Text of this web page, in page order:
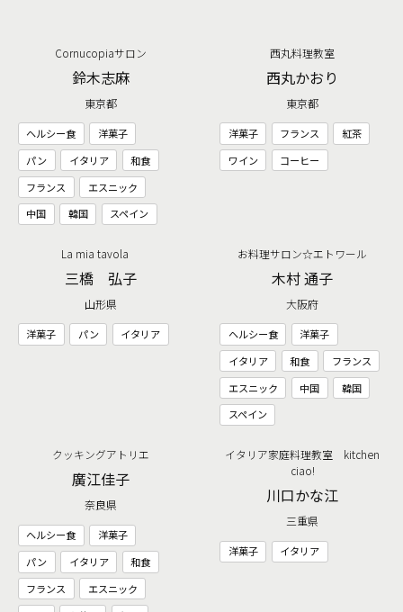
Cornucopiaサロン
鈴木志麻
東京都
ヘルシー食
洋菓子
パン
イタリア
和食
フランス
エスニック
中国
韓国 スペイン
西丸料理教室
西丸かおり
東京都
洋菓子 フランス
紅茶
ワイン
コーヒー
La mia tavola
三橋 弘子
山形県
洋菓子 パン イタリア
お料理サロン☆エトワール
木村 通子
大阪府
ヘルシー食
洋菓子
イタリア
和食
フランス
エスニック
中国
韓国
スペイン
クッキングアトリエ
廣江佳子
奈良県
ヘルシー食
洋菓子
パン
イタリア
和食
フランス
エスニック
イタリア家庭料理教室 kitchen
ciao!
川口かな江
三重県
洋菓子 イタリア